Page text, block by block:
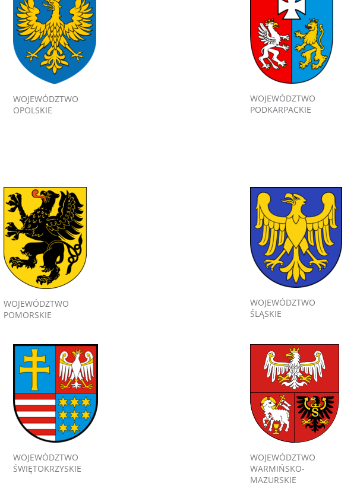
WOJEWÓDZTWO
OPOLSKIE
WOJEWÓDZTWO
PODKARPACKIE
WOJEWÓDZTWO
POMORSKIE
WOJEWÓDZTWO
ŚLĄSKIE
WOJEWÓDZTWO
ŚWIĘTOKRZYSKIE
WOJEWÓDZTWO
WARMIŃSKO-
MAZURSKIE